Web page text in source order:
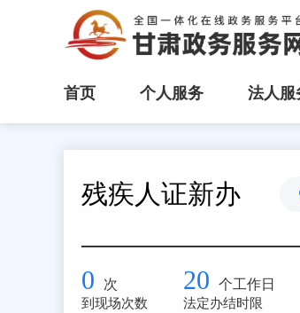
首页 个人服务 法人服
残疾人证新办
0 次
到现场次数
20 个工作日
法定办结时限